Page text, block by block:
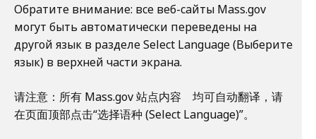
Обратите внимание: все веб-сайты Mass.gov
могут быть автоматически переведены на
другой язык в разделе Select Language (Выберите
язык) в верхней части экрана.
请注意：所有 Mass.gov 站点内容 均可自动翻译，请
在页面顶部点击“选择语种 (Select Language)”。